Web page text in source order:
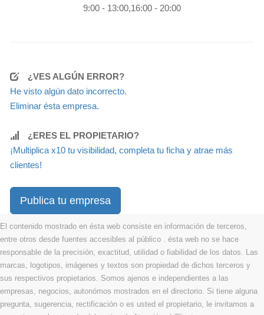
9:00 - 13:00,16:00 - 20:00
¿VES ALGÚN ERROR?
He visto algún dato incorrecto.
Eliminar ésta empresa.
¿ERES EL PROPIETARIO?
¡Multiplica x10 tu visibilidad, completa tu ficha y atrae más
clientes!
Publica tu empresa
El contenido mostrado en ésta web consiste en información de terceros,
entre otros desde fuentes accesibles al público . ésta web no se hace
responsable de la precisión, exactitud, utilidad o fiabilidad de los datos. Las
marcas, logotipos, imágenes y textos son propiedad de dichos terceros y
sus respectivos propietarios. Somos ajenos e independientes a las
empresas, negocios, autonómos mostrados en el directorio. Si tiene alguna
pregunta, sugerencia, rectificación o es usted el propietario, le invitamos a